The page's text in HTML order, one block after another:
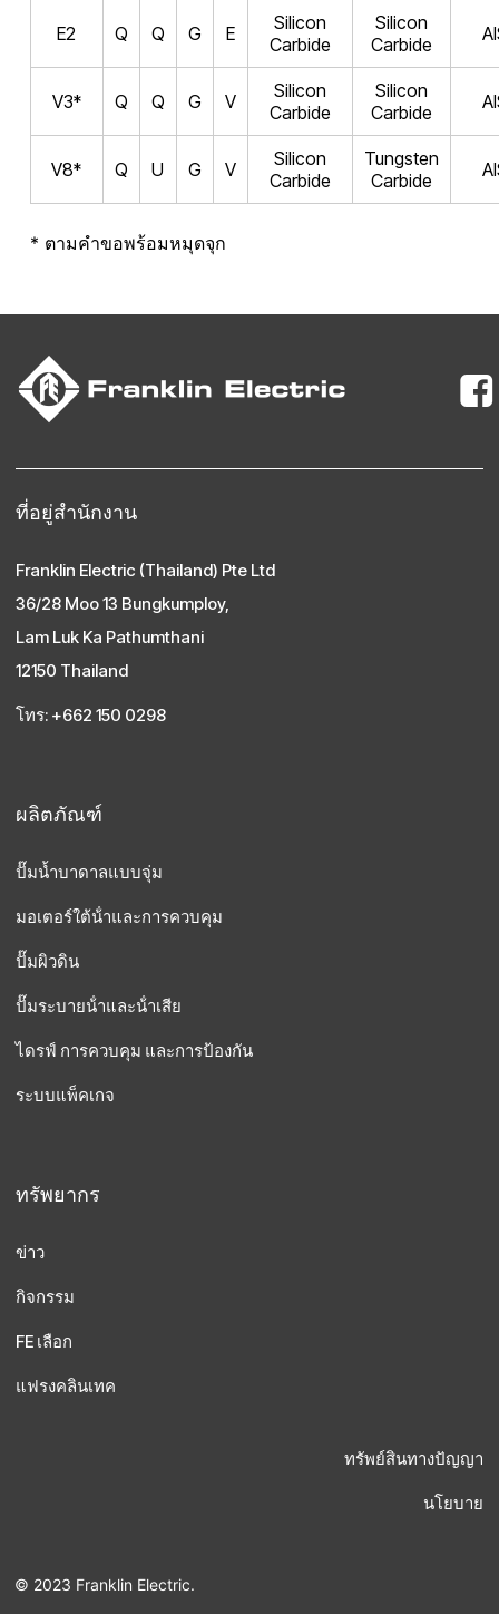
E2 Q Q G E
Silicon
Carbide
Silicon
Carbide
V3* Q Q G V
Silicon
Carbide
Silicon
Carbide
V8* Q U G V
Silicon
Carbide
Tungsten
Carbide
* ตามคําขอพร้อมหมุดจุก
ที่อยู่สํานักงาน
Franklin Electric (Thailand) Pte Ltd
36/28 Moo 13 Bungkumploy,
Lam Luk Ka Pathumthani
12150 Thailand
โทร: +662 150 0298
ผลิตภัณฑ์
ปั๊มน้ำบาดาลแบบจุ่ม
มอเตอร์ใต้น้ําและการควบคุม
ปั๊มผิวดิน
ปั๊มระบายน้ําและน้ําเสีย
ไดรฟ์ การควบคุม และการป้องกัน
ระบบแพ็คเกจ
ทรัพยากร
ข่าว
กิจกรรม
FE เลือก
แฟรงคลินเทค
ทรัพย์สินทางปัญญา
นโยบาย
© 2023 Franklin Electric.